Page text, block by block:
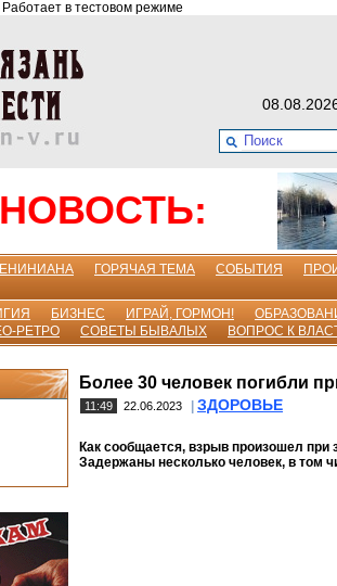
в тестовом режиме
НОВОСТЬ:
ГОРЯЧАЯ ТЕМА СОБЫТИЯ
БИЗНЕС ИГРАЙ, ГОРМОН!
РЕТРО СОВЕТЫ БЫВАЛЫХ ВОПРОС К
Более 30 человек погибли
11:49 22.06.2023 ЗДОРОВЬЕ
Как сообщается, взрыв произошел при
Задержаны несколько человек, в том